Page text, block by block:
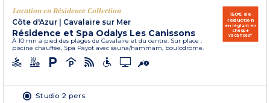
Location en Résidence Collection
Côte d'Azur
Cavalaire sur Mer
Résidence et Spa Odalys Les Canissons
À 10 mn à pied des plages de Cavalaire et du centre. Sur place :
piscine chauffée, Spa Payot avec sauna/hammam, boulodrome.
150€ de
réduction
en réglant en
chèque
vacances*
Studio 2 pers.